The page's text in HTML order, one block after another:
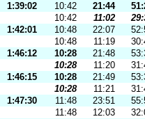
1:39:02 10:42 21:44
10:42
11:02
1:42:01 10:48 22:07
10:48
11:19
1:46:12 10:28 21:48
10:28
11:20
1:46:15 10:28 21:49
10:28
11:21
1:47:30 11:48 23:51
11:48
12:03